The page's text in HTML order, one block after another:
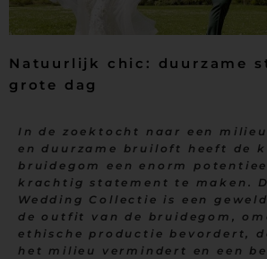
Natuurlijk chic: duurzame
grote dag
In de zoektocht naar een
en duurzame bruiloft heeft de
bruidegom een enorm
krachtig statement te maken.
Wedding Collectie is een
de outfit van de bruidegom,
ethische productie bevordert,
het milieu vermindert en een